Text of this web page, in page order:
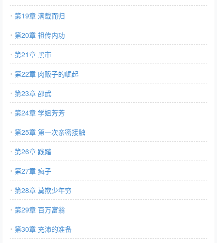
第19章 满载而归
第20章 祖传内功
第21章 黑市
第22章 肉贩子的崛起
第23章 邵武
第24章 学姐芳芳
第25章 第一次亲密接触
第26章 践踏
第27章 疯子
第28章 莫欺少年穷
第29章 百万富翁
第30章 充沛的准备